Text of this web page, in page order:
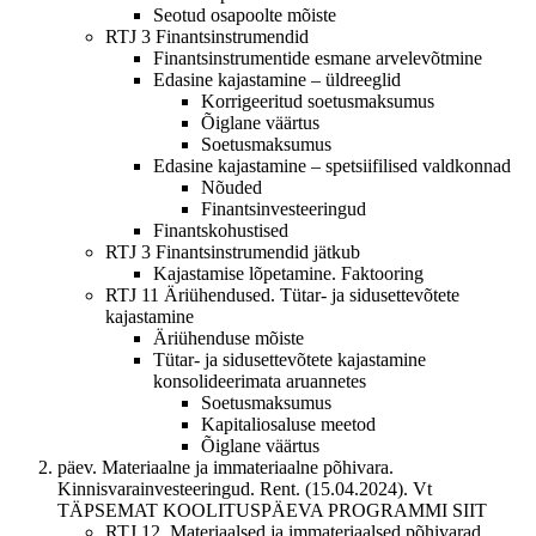
Seotud osapoolte mõiste
RTJ 3 Finantsinstrumendid
Finantsinstrumentide esmane arvelevõtmine
Edasine kajastamine – üldreeglid
Korrigeeritud soetusmaksumus
Õiglane väärtus
Soetusmaksumus
Edasine kajastamine – spetsiifilised valdkonnad
Nõuded
Finantsinvesteeringud
Finantskohustised
RTJ 3 Finantsinstrumendid jätkub
Kajastamise lõpetamine. Faktooring
RTJ 11 Äriühendused. Tütar- ja sidusettevõtete
kajastamine
Äriühenduse mõiste
Tütar- ja sidusettevõtete kajastamine
konsolideerimata aruannetes
Soetusmaksumus
Kapitaliosaluse meetod
Õiglane väärtus
päev. Materiaalne ja immateriaalne põhivara.
Kinnisvarainvesteeringud. Rent. (15.04.2024). Vt
TÄPSEMAT KOOLITUSPÄEVA PROGRAMMI SIIT
RTJ 12. Materiaalsed ja immateriaalsed põhivarad